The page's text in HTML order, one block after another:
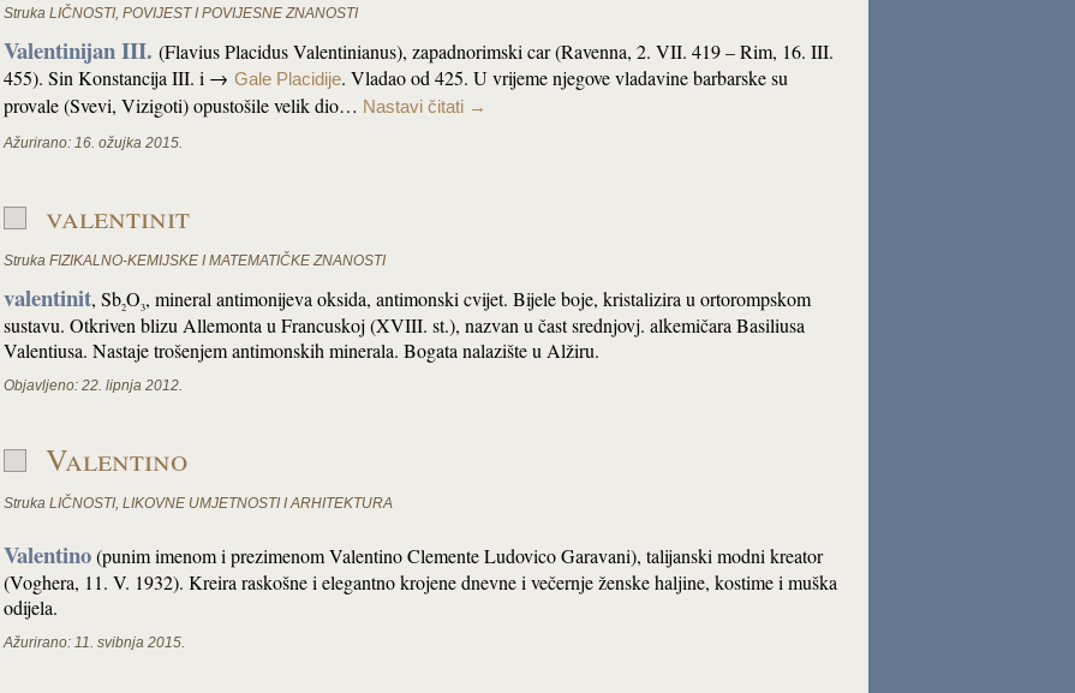
Struka LIČNOSTI, POVIJEST I POVIJESNE ZNANOSTI
Valentinijan III. (Flavius Placidus Valentinianus), zapadnorimski car (Ravenna, 2. VII. 419 – Rim, 16. III.
455). Sin Konstancija III. i → Gale Placidije. Vladao od 425. U vrijeme njegove vladavine barbarske su
provale (Svevi, Vizigoti) opustošile velik dio… Nastavi čitati →
Ažurirano: 16. ožujka 2015.
valentinit
Struka FIZIKALNO-KEMIJSKE I MATEMATIČKE ZNANOSTI
valentinit, Sb2O3, mineral antimonijeva oksida, antimonski cvijet. Bijele boje, kristalizira u ortorompskom
sustavu. Otkriven blizu Allemonta u Francuskoj (XVIII. st.), nazvan u čast srednjovj. alkemičara Basiliusa
Valentiusa. Nastaje trošenjem antimonskih minerala. Bogata nalazište u Alžiru.
Objavljeno: 22. lipnja 2012.
Valentino
Struka LIČNOSTI, LIKOVNE UMJETNOSTI I ARHITEKTURA
Valentino(punim imenom i prezimenom Valentino Clemente Ludovico Garavani), talijanski modni kreator
(Voghera, 11. V. 1932). Kreira raskošne i elegantno krojene dnevne i večernje ženske haljine, kostime i muška
odijela.
Ažurirano: 11. svibnja 2015.